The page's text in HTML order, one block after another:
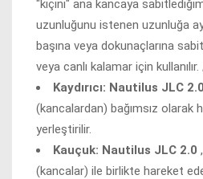
"kıçını" ana kancaya
uzunluğunu istenen uzunluğa
başına veya dokunaçlarına
veya canlı kalamar için kullanılır.
Kaydırıcı: Nautilus JLC 2.0
(kancalardan) bağımsız olarak
yerleştirilir.
Kauçuk: Nautilus JLC 2.0
(kancalar) ile birlikte hareket